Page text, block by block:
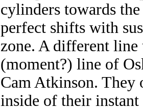
cylinders towards
perfect shifts with
zone. A different line
(moment?) line of
Cam Atkinson. They
inside of their